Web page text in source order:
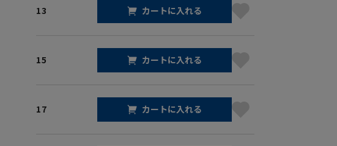
13 カートに入れる
15 カートに入れる
17 カートに入れる